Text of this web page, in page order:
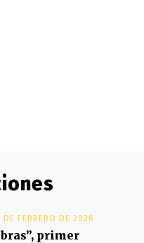
FEBRERO DE 2026
primer